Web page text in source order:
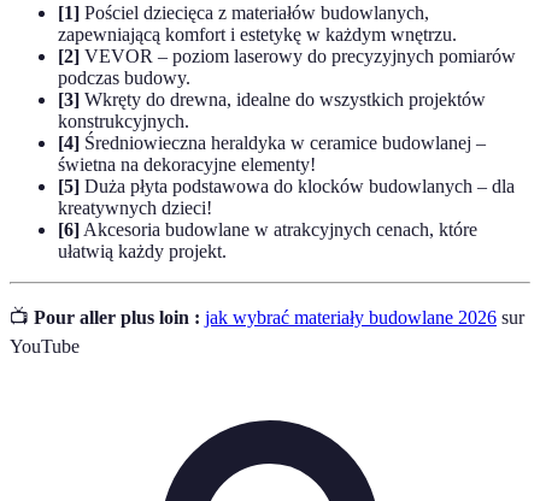
[1] Pościel dziecięca z materiałów budowlanych,
zapewniającą komfort i estetykę w każdym wnętrzu.
[2] VEVOR – poziom laserowy do precyzyjnych pomiarów
podczas budowy.
[3] Wkręty do drewna, idealne do wszystkich projektów
konstrukcyjnych.
[4] Średniowieczna heraldyka w ceramice budowlanej –
świetna na dekoracyjne elementy!
[5] Duża płyta podstawowa do klocków budowlanych – dla
kreatywnych dzieci!
[6] Akcesoria budowlane w atrakcyjnych cenach, które
ułatwią każdy projekt.
📺 Pour aller plus loin : jak wybrać materiały budowlane 2026 sur
YouTube